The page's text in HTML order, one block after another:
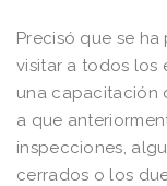
Precisó que se
visitar a todos los
una capacitación
a que
inspecciones,
cerrados o los